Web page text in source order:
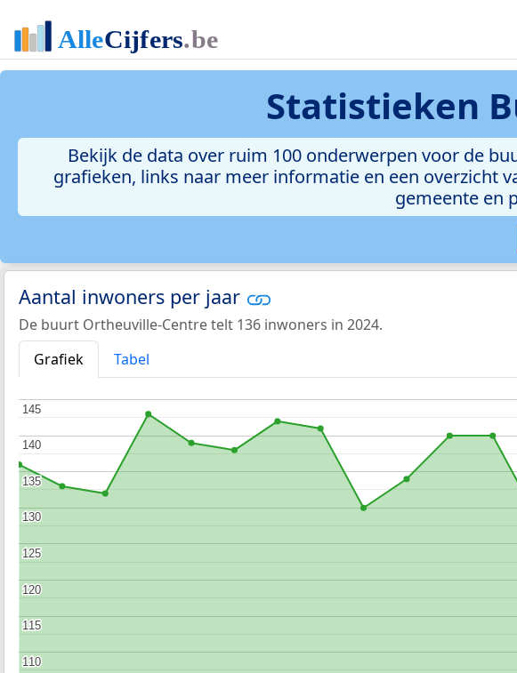
Statistieken
Bekijk de data over ruim 100 onderwerpen voor de
grafieken, links naar meer informatie en een overzicht
gemeente en
Aantal inwoners per jaar
De buurt Ortheuville-Centre telt 136 inwoners in 2024.
Grafiek
Tabel
110
110
115
115
120
120
125
125
130
130
135
135
140
140
145
145